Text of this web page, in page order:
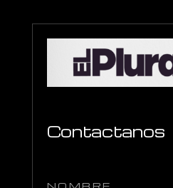
Contactanos